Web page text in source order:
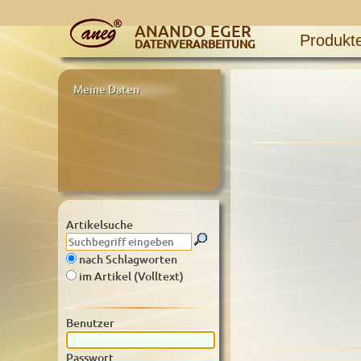
ANANDO EGER
DATENVERARBEITUNG
Meine Daten
Artikelsuche
nach Schlagworten
im Artikel (Volltext)
Benutzer
Passwort